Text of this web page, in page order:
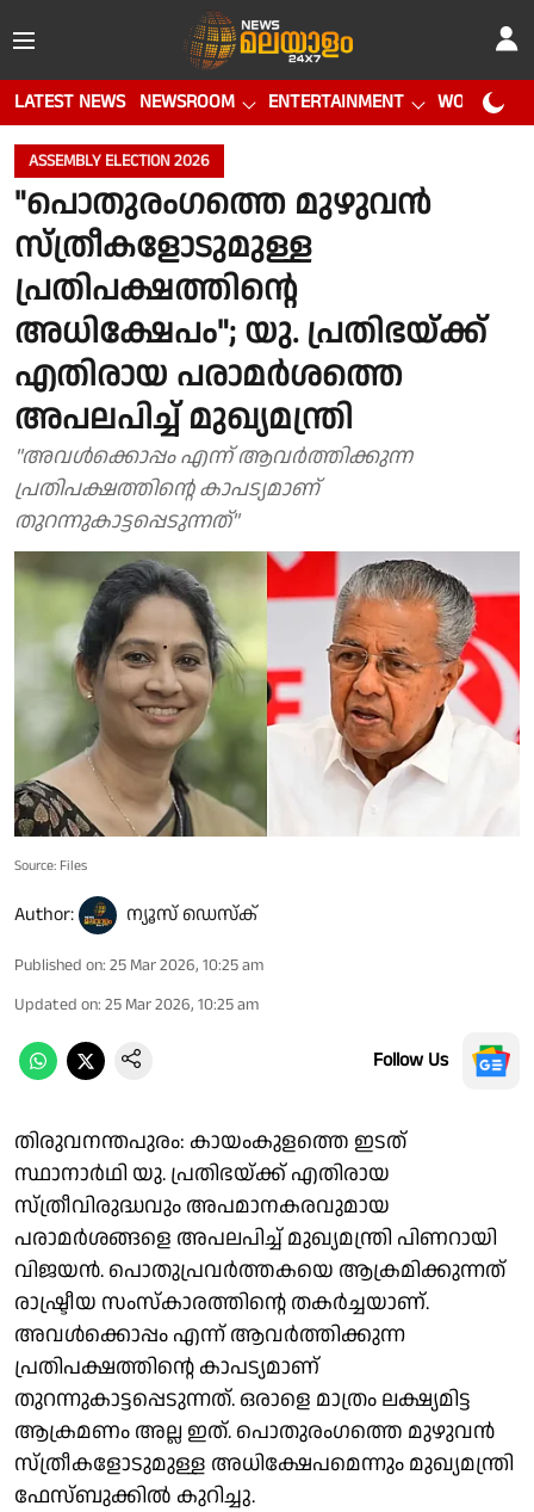
LATEST NEWS NEWSROOM ENTERTAINMENT WORLD CUP
ASSEMBLY ELECTION 2026
"പൊതുരംഗത്തെ മുഴുവൻ
സ്ത്രീകളോടുമുള്ള
പ്രതിപക്ഷത്തിൻ്റെ
അധിക്ഷേപം"; യു. പ്രതിഭയ്ക്ക്
എതിരായ പരാമർശത്തെ
അപലപിച്ച് മുഖ്യമന്ത്രി
"അവൾക്കൊപ്പം എന്ന് ആവർത്തിക്കുന്ന
പ്രതിപക്ഷത്തിന്റെ കാപട്യമാണ്
തുറന്നുകാട്ടപ്പെടുന്നത്"
Source: Files
Author: ന്യൂസ് ഡെസ്ക്
Published on: 25 Mar 2026, 10:25 am
Updated on: 25 Mar 2026, 10:25 am
Follow Us
തിരുവനന്തപുരം: കായംകുളത്തെ ഇടത്
സ്ഥാനാർഥി യു. പ്രതിഭയ്ക്ക് എതിരായ
സ്ത്രീവിരുദ്ധവും അപമാനകരവുമായ
പരാമർശങ്ങളെ അപലപിച്ച് മുഖ്യമന്ത്രി പിണറായി
വിജയൻ. പൊതുപ്രവർത്തകയെ ആക്രമിക്കുന്നത്
രാഷ്ട്രീയ സംസ്കാരത്തിന്റെ തകർച്ചയാണ്.
അവൾക്കൊപ്പം എന്ന് ആവർത്തിക്കുന്ന
പ്രതിപക്ഷത്തിന്റെ കാപട്യമാണ്
തുറന്നുകാട്ടപ്പെടുന്നത്. ഒരാളെ മാത്രം ലക്ഷ്യമിട്ട
ആക്രമണം അല്ല ഇത്. പൊതുരംഗത്തെ മുഴുവൻ
സ്ത്രീകളോടുമുള്ള അധിക്ഷേപമെന്നും മുഖ്യമന്ത്രി
ഫേസ്ബുക്കിൽ കുറിച്ചു.